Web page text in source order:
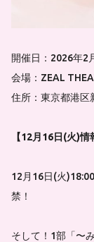
開催日：2026年2
会場：ZEAL
住所：東京都港区
【12月16日(火)情
12月16日(火
禁！
そして！1部「〜